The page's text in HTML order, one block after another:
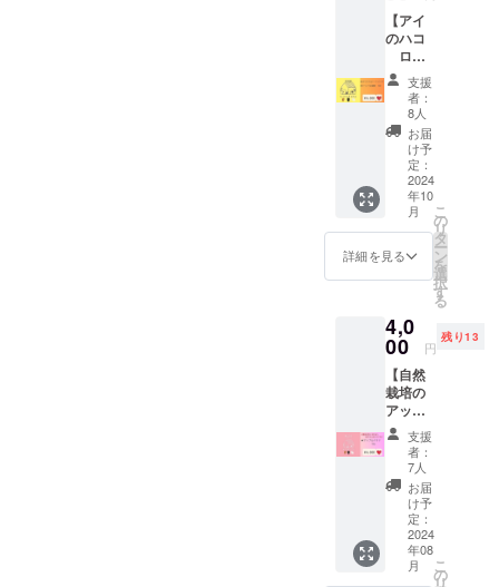
城市玉
城字船
越1010
電話番
号：
090-
4999-
1060 ※
各自手
袋持参
でお願
いしま
す。 ※
場合で
もビ
ハウス
内なの
で開催
しま
す。荒
天体験
は延期
しま
す。そ
の際は
メール
にてご
連絡い
たしま
す。 ※
分～90
分 ・対
象者：
全年齢
（小学
生以下
は親同
伴） ※
開催日
に参加
できな
い場
合、日
します
のでご
い。 ※
有効期
限：
2025年
8月31日
縄県南
城市玉
城字船
越592-
11） ・
交通
費：交
通費は
各自で
ご負担
くださ
い。 ・
連絡方
法：詳
細は
す。 ・
所要時
間：60
分 ・対
象者：
小学生
以上 ※
開催希
望日あ
れば備
考欄へ
ご記入
お願い
しま
す。 ※
す。 ・
作った
ジャム
200ｇと
フレッ
シュ
ローゼ
ル500ｇ
をお持
ち帰り
いただ
けま
す。 ・
小学生
以下の
お願い
しま
す。 ※
参加人
数把握
の為、
備考欄
に小学
生以下
のお子
様の参
加人数
と年齢
をご入
力頂け
【アイ
のハコ
ロゴ
トート
バッ
ク】 ▼
リター
ン内容
・オリ
ジナル
ロゴ入
りトー
トバッ
ク 1枚
・ドリ
ンク引
枚（※有
効期
限：
2025/10
/31） ＜
トート
バック
詳細＞
内容
量：約
10ｌ サ
イズ：
縦37
㎝ 横
24㎝
支援
者：
8人
お届
け予
定：
2024
年10
月
詳細を見る
こ
の
リ
タ
ー
ン
を
選
択
す
る
4,0
00 円
残り13
【自然
栽培の
アップ
ルバナ
ナ】 ▼
リター
ン内容
・アッ
プルバ
ナナ 1
温でお
支援
者：
7人
お届
け予
定：
2024
年08
月
こ
の